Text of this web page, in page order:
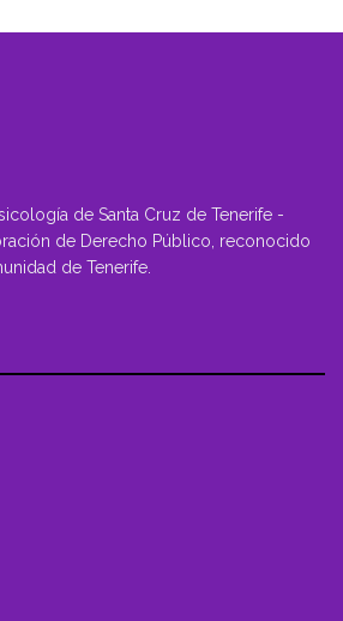
de Santa Cruz de Tenerife -
de Derecho Público, reconocido
de Tenerife.